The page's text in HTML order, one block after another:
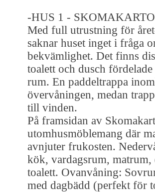
-HUS 1 -
Med full utrustning för
saknar huset inget i fråga
bekvämlighet. Det finns
toalett och dusch fördelade
rum. En paddeltrappa
övervåningen, medan
till vinden.
På framsidan av
utomhusmöblemang där
avnjuter frukosten.
kök, vardagsrum, matrum,
toalett. Ovanvåning:
med dagbädd (perfekt för